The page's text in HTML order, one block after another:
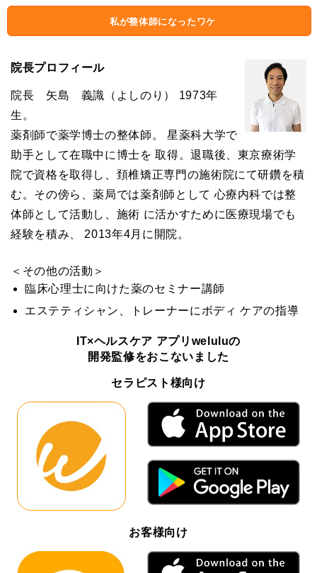
私が整体師になったワケ
院長プロフィール
院長 矢島 義識（よしのり） 1973年
生。
薬剤師で薬学博士の整体師。 星薬科大学で
助手として在職中に博士を 取得。退職後、東京療術学
院で資格を取得し、頚椎矯正専門の施術院にて研鑽を積
む。その傍ら、薬局では薬剤師として 心療内科では整
体師として活動し、施術 に活かすために医療現場でも
経験を積み、 2013年4月に開院。
＜その他の活動＞
臨床心理士に向けた薬のセミナー講師
エステティシャン、トレーナーにボディ ケアの指導
IT×ヘルスケア アプリweluluの
開発監修をおこないました
セラピスト様向け
お客様向け